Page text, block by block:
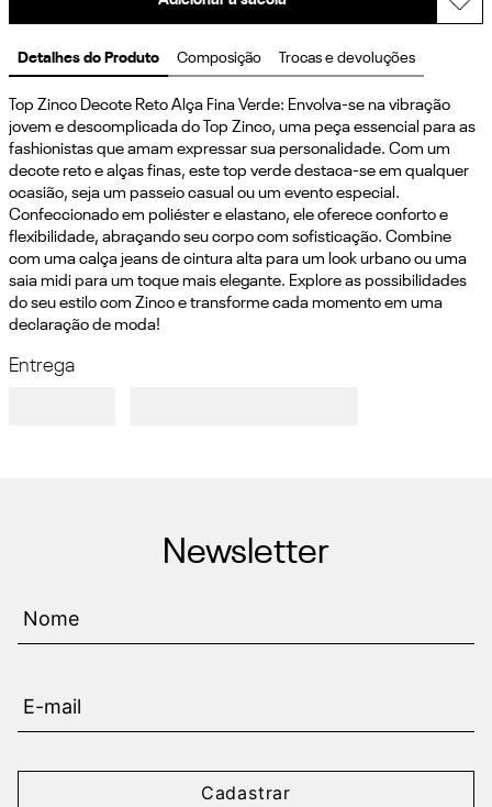
Detalhes do Produto Composição Trocas e devoluções
Top Zinco Decote Reto Alça Fina Verde: Envolva-se na vibração
jovem e descomplicada do Top Zinco, uma peça essencial para as
fashionistas que amam expressar sua personalidade. Com um
decote reto e alças finas, este top verde destaca-se em qualquer
ocasião, seja um passeio casual ou um evento especial.
Confeccionado em poliéster e elastano, ele oferece conforto e
flexibilidade, abraçando seu corpo com sofisticação. Combine
com uma calça jeans de cintura alta para um look urbano ou uma
saia midi para um toque mais elegante. Explore as possibilidades
do seu estilo com Zinco e transforme cada momento em uma
declaração de moda!
Entrega
Newsletter
Cadastrar